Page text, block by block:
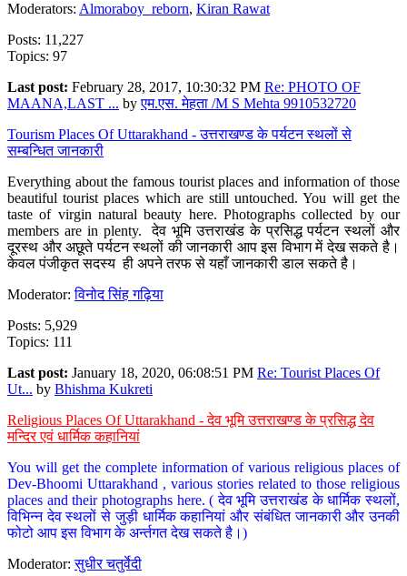
Moderators: Almoraboy_reborn, Kiran Rawat
Posts: 11,227
Topics: 97
Last post: February 28, 2017, 10:30:32 PM Re: PHOTO OF
MAANA,LAST ... byएम.एस. मेहता /M S Mehta 9910532720
Tourism Places Of Uttarakhand - उत्तराखण्ड के पर्यटन स्थलों से
सम्बन्धित जानकारी
Everything about the famous tourist places and information of those
beautiful tourist places which are still untouched. You will get the
taste of virgin natural beauty here. Photographs collected by our
members are in plenty. देव भूमि उत्तराखंड के प्रसिद्ध पर्यटन स्थलों और
दूरस्थ और अछूते पर्यटन स्थलों की जानकारी आप इस विभाग में देख सकते है।
केवल पंजीकृत सदस्य ही अपने तरफ से यहाँ जानकारी डाल सकते है।
Moderator:विनोद सिंह गढ़िया
Posts: 5,929
Topics: 111
Last post: January 18, 2020, 06:08:51 PM Re: Tourist Places Of
Ut... by Bhishma Kukreti
Religious Places Of Uttarakhand - देव भूमि उत्तराखण्ड के प्रसिद्ध देव
मन्दिर एवं धार्मिक कहानियां
You will get the complete information of various religious places of
Dev-Bhoomi Uttarakhand , various stories related to those religious
places and their photographs here. ( देव भूमि उत्तराखंड के धार्मिक स्थलों,
विभिन्न देव स्थलों से जुड़ी धार्मिक कहानियां और संबंधित जानकारी और उनकी
फोटो आप इस विभाग के अर्न्तगत देख सकते है।)
Moderator:सुधीर चतुर्वेदी